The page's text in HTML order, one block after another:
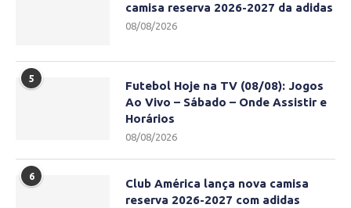
camisa reserva 2026-2027 da adidas
08/08/2026
5
Futebol Hoje na TV (08/08): Jogos
Ao Vivo – Sábado – Onde Assistir e
Horários
08/08/2026
6
Club América lança nova camisa
reserva 2026-2027 com adidas